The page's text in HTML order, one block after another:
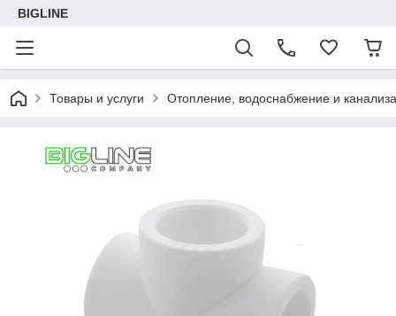
BIGLINE
Товары и услуги Отопление, водоснабжение и